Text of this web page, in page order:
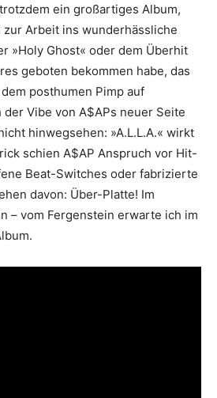
ein großartiges Album,
Arbeit ins wunderhässliche
»Holy Ghost« oder dem Überhit
geboten bekommen habe, das
posthumen Pimp auf
Vibe von A$APs neuer Seite
hinwegsehen: »A.L.L.A.« wirkt
schien A$AP Anspruch vor Hit-
Beat-Switches oder fabrizierte
davon: Über-Platte! Im
– vom Fergenstein erwarte ich im